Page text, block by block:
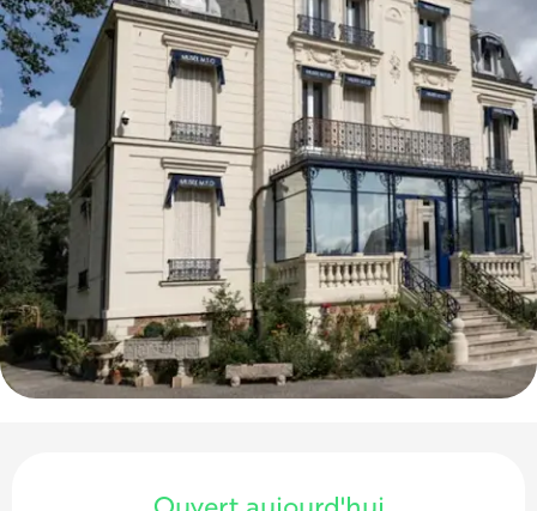
Ouverture et coordonnées